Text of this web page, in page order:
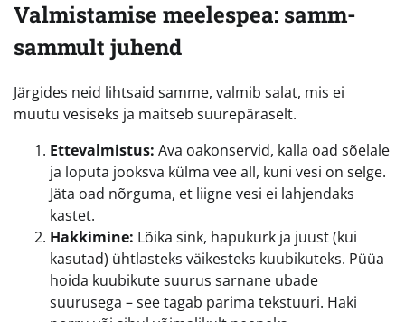
Valmistamise meelespea: samm-
sammult juhend
Järgides neid lihtsaid samme, valmib salat, mis ei
muutu vesiseks ja maitseb suurepäraselt.
Ettevalmistus: Ava oakonservid, kalla oad sõelale
ja loputa jooksva külma vee all, kuni vesi on selge.
Jäta oad nõrguma, et liigne vesi ei lahjendaks
kastet.
Hakkimine: Lõika sink, hapukurk ja juust (kui
kasutad) ühtlasteks väikesteks kuubikuteks. Püüa
hoida kuubikute suurus sarnane ubade
suurusega – see tagab parima tekstuuri. Haki